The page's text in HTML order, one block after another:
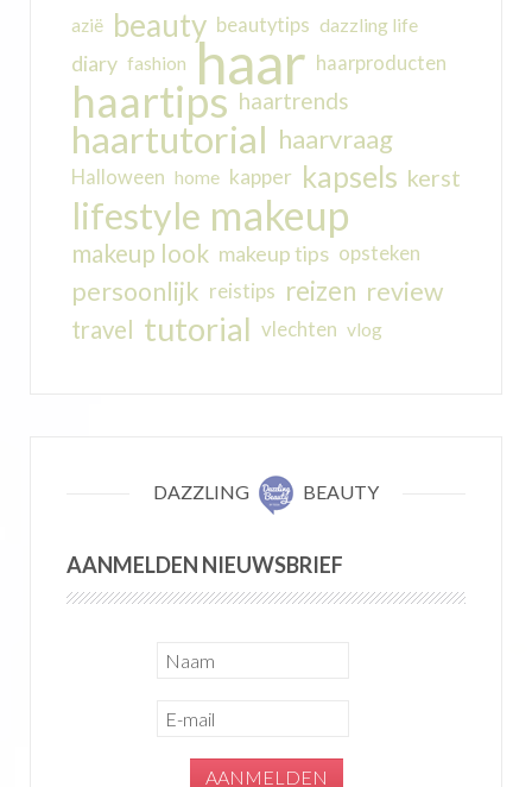
azië beauty beautytips dazzling life
diary fashion haar haarproducten
haartips haartrends
haartutorial haarvraag
Halloween home kapper kapsels kerst
lifestyle makeup
makeup look makeup tips opsteken
persoonlijk reistips reizen review
travel tutorial vlechten vlog
DAZZLING BEAUTY
AANMELDEN NIEUWSBRIEF